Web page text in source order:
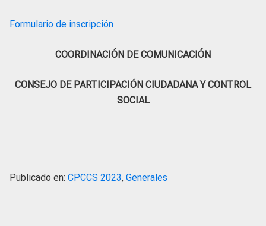
Formulario de inscripción
COORDINACIÓN DE COMUNICACIÓN
CONSEJO DE PARTICIPACIÓN CIUDADANA Y CONTROL
SOCIAL
Publicado en: CPCCS 2023, Generales